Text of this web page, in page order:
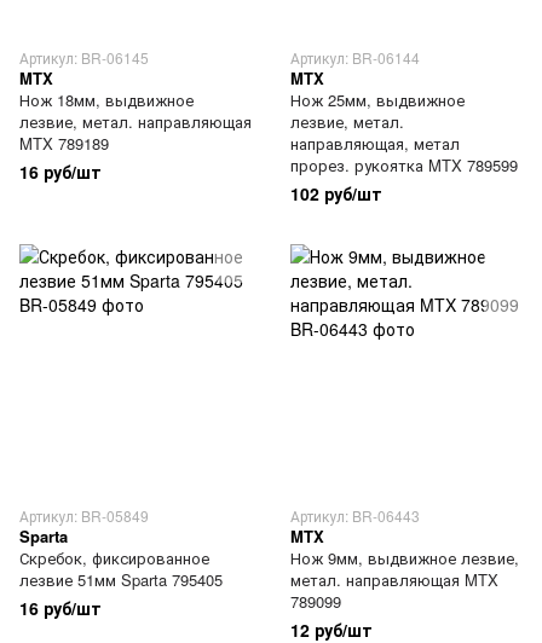
Артикул: BR-06145
MTX
Нож 18мм, выдвижное
лезвие, метал. направляющая
MTX 789189
16 руб/шт
Артикул: BR-06144
MTX
Нож 25мм, выдвижное
лезвие, метал.
направляющая, метал
прорез. рукоятка MTX 789599
102 руб/шт
Артикул: BR-05849
Sparta
Скребок, фиксированное
лезвие 51мм Sparta 795405
16 руб/шт
Артикул: BR-06443
MTX
Нож 9мм, выдвижное лезвие,
метал. направляющая MTX
789099
12 руб/шт